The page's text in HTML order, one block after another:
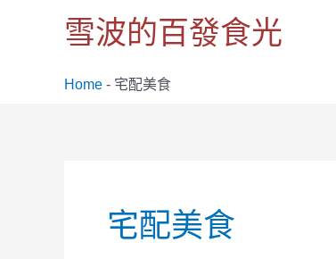
雪波的百發食光
Home - 宅配美食
宅配美食